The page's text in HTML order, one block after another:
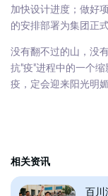
加快设计进度；做好
的安排部署为集团正
没有翻不过的山，没
抗"疫"进程中的一个
疫，定会迎来阳光明
相关资讯
百川